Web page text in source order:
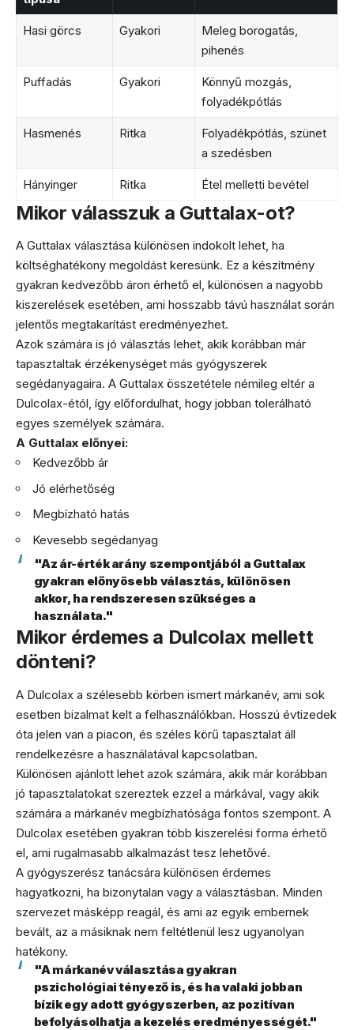
Hasi görcs Gyakori
Meleg borogatás,
pihenés
Puffadás Gyakori
Könnyű mozgás,
folyadékpótlás
Hasmenés Ritka
Folyadékpótlás, szünet
a szedésben
Hányinger Ritka Étel melletti bevétel
Mikor válasszuk a Guttalax-ot?
A Guttalax választása különösen indokolt lehet, ha
költséghatékony megoldást keresünk. Ez a készítmény
gyakran kedvezőbb áron érhető el, különösen a nagyobb
kiszerelések esetében, ami hosszabb távú használat során
jelentős megtakarítást eredményezhet.
Azok számára is jó választás lehet, akik korábban már
tapasztaltak érzékenységet más gyógyszerek
segédanyagaira. A Guttalax összetétele némileg eltér a
Dulcolax-étól, így előfordulhat, hogy jobban tolerálható
egyes személyek számára.
A Guttalax előnyei:
Kedvezőbb ár
Jó elérhetőség
Megbízható hatás
Kevesebb segédanyag
"Az ár-érték arány szempontjából a Guttalax
gyakran előnyösebb választás, különösen
akkor, ha rendszeresen szükséges a
használata."
Mikor érdemes a Dulcolax mellett
dönteni?
A Dulcolax a szélesebb körben ismert márkanév, ami sok
esetben bizalmat kelt a felhasználókban. Hosszú évtizedek
óta jelen van a piacon, és széles körű tapasztalat áll
rendelkezésre a használatával kapcsolatban.
Különösen ajánlott lehet azok számára, akik már korábban
jó tapasztalatokat szereztek ezzel a márkával, vagy akik
számára a márkanév megbízhatósága fontos szempont. A
Dulcolax esetében gyakran több kiszerelési forma érhető
el, ami rugalmasabb alkalmazást tesz lehetővé.
A gyógyszerész tanácsára különösen érdemes
hagyatkozni, ha bizonytalan vagy a választásban. Minden
szervezet másképp reagál, és ami az egyik embernek
bevált, az a másiknak nem feltétlenül lesz ugyanolyan
hatékony.
"A márkanév választása gyakran
pszichológiai tényező is, és ha valaki jobban
bízik egy adott gyógyszerben, az pozitívan
befolyásolhatja a kezelés eredményességét."